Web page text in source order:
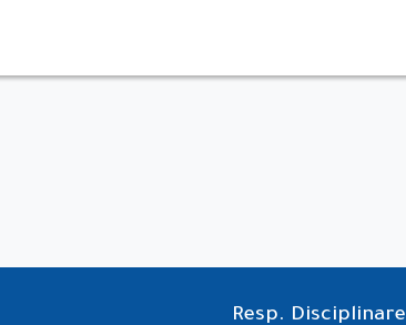
Resp. Disciplinare